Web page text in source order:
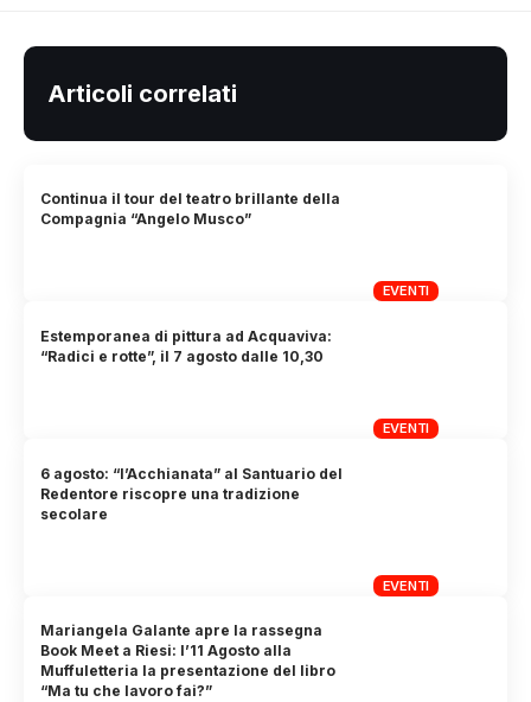
Articoli correlati
EVENTI
Continua il tour del teatro brillante della
Compagnia “Angelo Musco”
EVENTI
Estemporanea di pittura ad Acquaviva:
“Radici e rotte”, il 7 agosto dalle 10,30
EVENTI
6 agosto: “l’Acchianata” al Santuario del
Redentore riscopre una tradizione
secolare
Mariangela Galante apre la rassegna
Book Meet a Riesi: l’11 Agosto alla
Muffuletteria la presentazione del libro
“Ma tu che lavoro fai?”